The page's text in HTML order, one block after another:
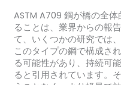
ASTM A709 鋼が橋の全
ることは、業界からの報
て、いくつかの研究では
このタイプの鋼で構成さ
る可能性があり、持続可
ると引用されています。